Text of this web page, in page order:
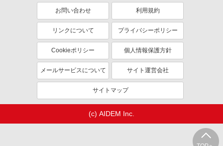
紹介予定派遣
株式会社トラストグロース西日本 大阪本社
特別養護老人ホームでの看護業務
時給：1800円〜2000円 ※資格・経験により考
慮いたします！
京都府京都市山科区
詳細を見る
株式会社トラストグロース西日本 大阪本社
交通費支給
社会保険あり
お問い合わせ 利用規約
リンクについて プライバシーポリシー
Cookieポリシー 個人情報保護方針
メールサービスについて サイト運営会社
サイトマップ
(c) AIDEM Inc.